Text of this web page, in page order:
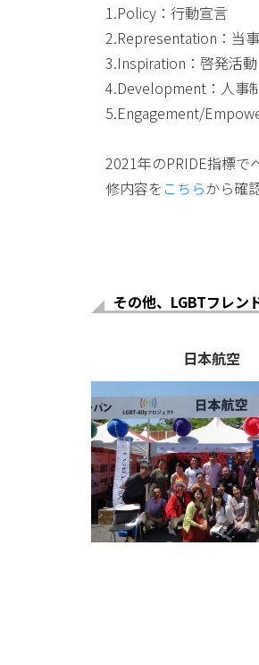
1.Policy：行動宣言
2.Representation：当
3.Inspiration：啓発活動
4.Development：人事
5.Engagement/
2021年のPRIDE指標で
修内容を こちらから確
その他、LGBTフレン
日本航空